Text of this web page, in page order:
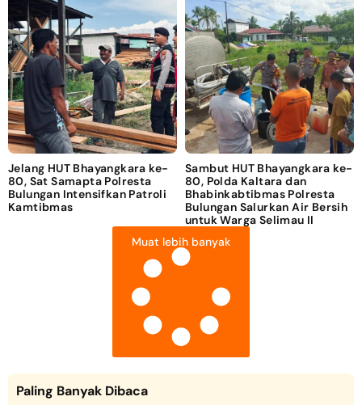
Jelang HUT Bhayangkara ke-
80, Sat Samapta Polresta
Bulungan Intensifkan Patroli
Kamtibmas
Sambut HUT Bhayangkara ke-
80, Polda Kaltara dan
Bhabinkabtibmas Polresta
Bulungan Salurkan Air Bersih
untuk Warga Selimau II
Muat lebih banyak
Paling Banyak Dibaca